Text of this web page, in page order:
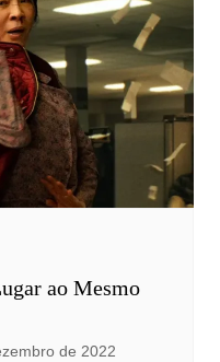
ao Mesmo
de 2022